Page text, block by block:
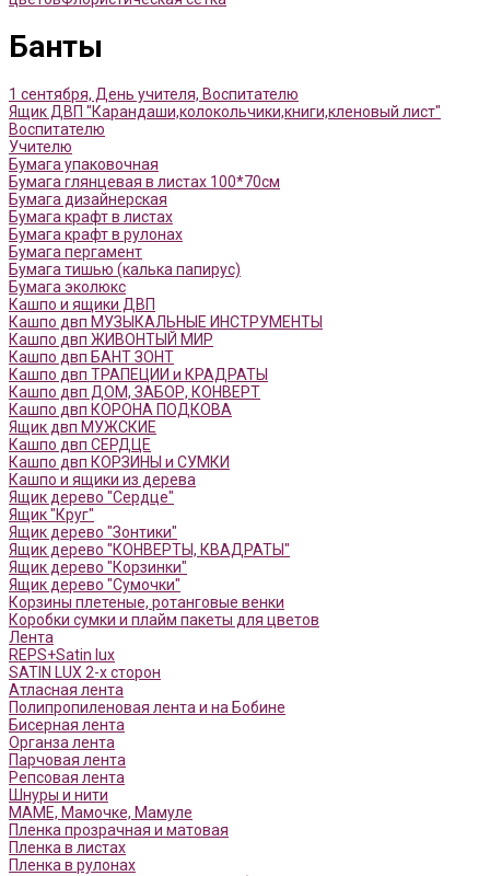
Банты
1 сентября, День учителя, Воспитателю
Ящик ДВП "Карандаши,колокольчики,книги,кленовый лист"
Воспитателю
Учителю
Бумага упаковочная
Бумага глянцевая в листах 100*70см
Бумага дизайнерская
Бумага крафт в листах
Бумага крафт в рулонах
Бумага пергамент
Бумага тишью (калька папирус)
Бумага эколюкс
Кашпо и ящики ДВП
Кашпо двп МУЗЫКАЛЬНЫЕ ИНСТРУМЕНТЫ
Кашпо двп ЖИВОНТЫЙ МИР
Кашпо двп БАНТ ЗОНТ
Кашпо двп ТРАПЕЦИИ и КРАДРАТЫ
Кашпо двп ДОМ, ЗАБОР, КОНВЕРТ
Кашпо двп КОРОНА ПОДКОВА
Ящик двп МУЖСКИЕ
Кашпо двп СЕРДЦЕ
Кашпо двп КОРЗИНЫ и СУМКИ
Кашпо и ящики из дерева
Ящик дерево "Сердце"
Ящик "Круг"
Ящик дерево "Зонтики"
Ящик дерево "КОНВЕРТЫ, КВАДРАТЫ"
Ящик дерево "Корзинки"
Ящик дерево "Сумочки"
Корзины плетеные, ротанговые венки
Коробки сумки и плайм пакеты для цветов
Лента
REPS+Satin lux
SATIN LUX 2-х сторон
Атласная лента
Полипропиленовая лента и на Бобине
Бисерная лента
Органза лента
Парчовая лента
Репсовая лента
Шнуры и нити
МАМЕ, Мамочке, Мамуле
Пленка прозрачная и матовая
Пленка в листах
Пленка в рулонах